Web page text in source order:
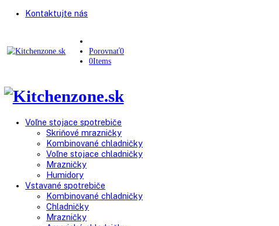
Kontaktujte nás
Porovnať
0Items
Voľne stojace spotrebiče
Skriňové mrazničky
Kombinované chladničky
Voľne stojace chladničky
Mrazničky
Humidory
Vstavané spotrebiče
Kombinované chladničky